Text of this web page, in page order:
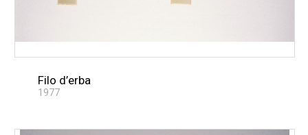
Filo d’erba
1977